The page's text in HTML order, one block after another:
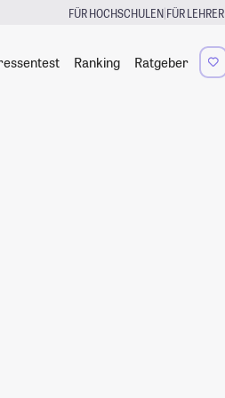
FÜR HOCHSCHULEN|FÜR LEHRER
Ranking Ratgeber